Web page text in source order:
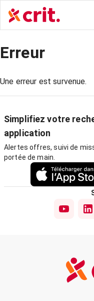
Erreur
Une erreur est survenue.
Simplifiez votre
application
Alertes offres, suivi de
portée de main.